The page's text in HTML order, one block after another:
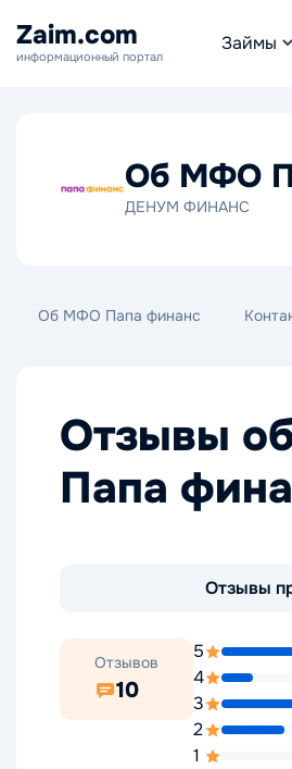
Zaim.com
информационный портал
Займы
Об МФО
ДЕНУМ ФИНАНС
Об МФО Папа финанс
Отзывы
Папа
Отзывы
Отзывов
10
5
4
3
2
1